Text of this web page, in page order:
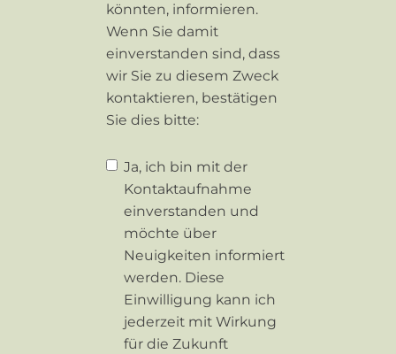
könnten, informieren.
Wenn Sie damit
einverstanden sind, dass
wir Sie zu diesem Zweck
kontaktieren, bestätigen
Sie dies bitte:
Ja, ich bin mit der
Kontaktaufnahme
einverstanden und
möchte über
Neuigkeiten informiert
werden. Diese
Einwilligung kann ich
jederzeit mit Wirkung
für die Zukunft